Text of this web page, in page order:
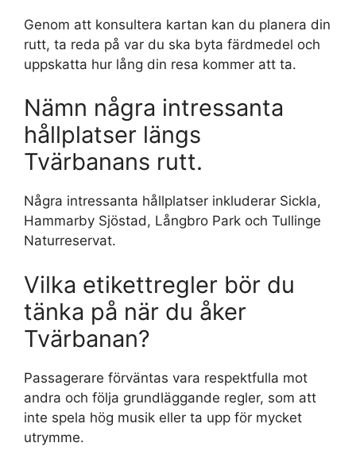
Genom att konsultera kartan kan du planera din
rutt, ta reda på var du ska byta färdmedel och
uppskatta hur lång din resa kommer att ta.
Nämn några intressanta
hållplatser längs
Tvärbanans rutt.
Några intressanta hållplatser inkluderar Sickla,
Hammarby Sjöstad, Långbro Park och Tullinge
Naturreservat.
Vilka etikettregler bör du
tänka på när du åker
Tvärbanan?
Passagerare förväntas vara respektfulla mot
andra och följa grundläggande regler, som att
inte spela hög musik eller ta upp för mycket
utrymme.